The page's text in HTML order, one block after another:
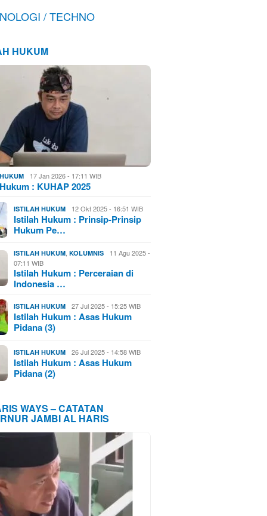
/ TECHNO
HUKUM
17 Jan 2026 - 17:11 WIB
: KUHAP 2025
ISTILAH HUKUM 12 Okt 2025 - 16:51 WIB
Istilah Hukum : Prinsip-Prinsip
Hukum Pe…
ISTILAH HUKUM ,KOLUMNIS
11 Agu 2025 -
07:11 WIB
Istilah Hukum : Perceraian di
Indonesia …
ISTILAH HUKUM 27 Jul 2025 - 15:25 WIB
Istilah Hukum : Asas Hukum
Pidana (3)
ISTILAH HUKUM 26 Jul 2025 - 14:58 WIB
Istilah Hukum : Asas Hukum
Pidana (2)
WAYS – CATATAN
JAMBI AL HARIS